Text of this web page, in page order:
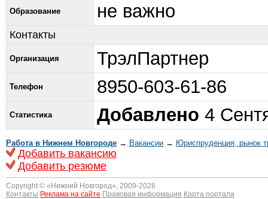
Образование не важно
Контакты
Организация ТрэлПартнер
Телефон 8950-603-61-86
Статистика Добавлено 4
Работа в Нижнем Новгороде → Вакансии → Юриспруденция, рынок
Добавить вакансию
Добавить резюме
Copyright © « Нижний Новгород», 2009-2026
Контакты Реклама на сайте Правовая информация Карта портала